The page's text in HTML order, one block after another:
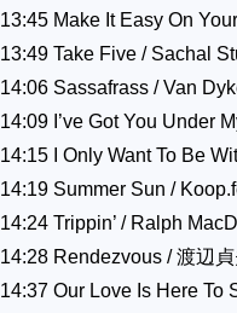
13:45 Make It Easy On
13:49 Take Five / Sachal
14:06 Sassafrass / Van
14:09 I’ve Got You Under
14:15 I Only Want To Be
14:19 Summer Sun /
14:24 Trippin’ / Ralph
14:28 Rendezvous / 渡辺
14:37 Our Love Is Here To